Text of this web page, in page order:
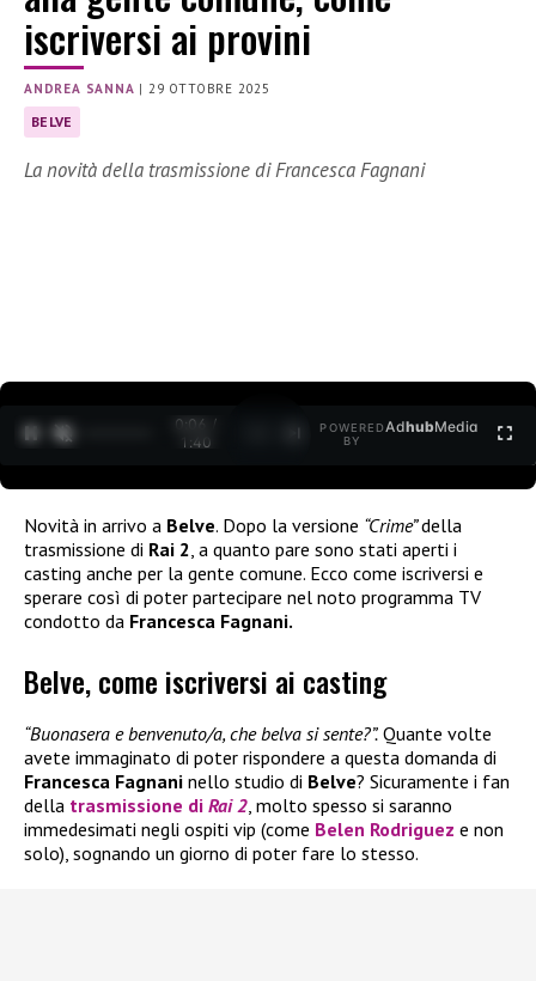
iscriversi ai provini
ANDREA SANNA |29 OTTOBRE 2025
BELVE
La novità della trasmissione di Francesca Fagnani
0:07 /
1:40
POWERED
BY
AdhubMedia
Novità in arrivo a Belve. Dopo la versione “Crime”della
trasmissione di Rai 2 , a quanto pare sono stati aperti i
casting anche per la gente comune. Ecco come iscriversi e
sperare così di poter partecipare nel noto programma TV
condotto da Francesca Fagnani.
Belve, come iscriversi ai casting
“Buonasera e benvenuto/a, che belva si sente?”. Quante volte
avete immaginato di poter rispondere a questa domanda di
Francesca Fagnani nello studio di Belve? Sicuramente i fan
della trasmissione di Rai 2, molto spesso si saranno
immedesimati negli ospiti vip (come Belen Rodriguez e non
solo), sognando un giorno di poter fare lo stesso.